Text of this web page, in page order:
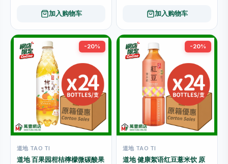
加入购物车 加入购物车
-20%
道地 TAO TI
道地 百果园柑桔檸檬微碳酸果
-20%
道地 TAO TI
道地 健康絮语红豆薏米饮 原